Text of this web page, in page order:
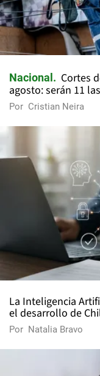
Nacional
Cortes
agosto: serán 11
Por Cristian Neira
La Inteligencia
el desarrollo de
Por Natalia Bravo